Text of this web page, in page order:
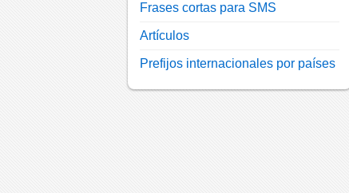
Frases cortas para SMS
Artículos
Prefijos internacionales por países